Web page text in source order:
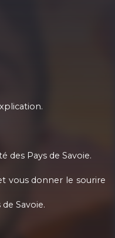
des Pays de Savoie.
vous donner le sourire
Savoie.